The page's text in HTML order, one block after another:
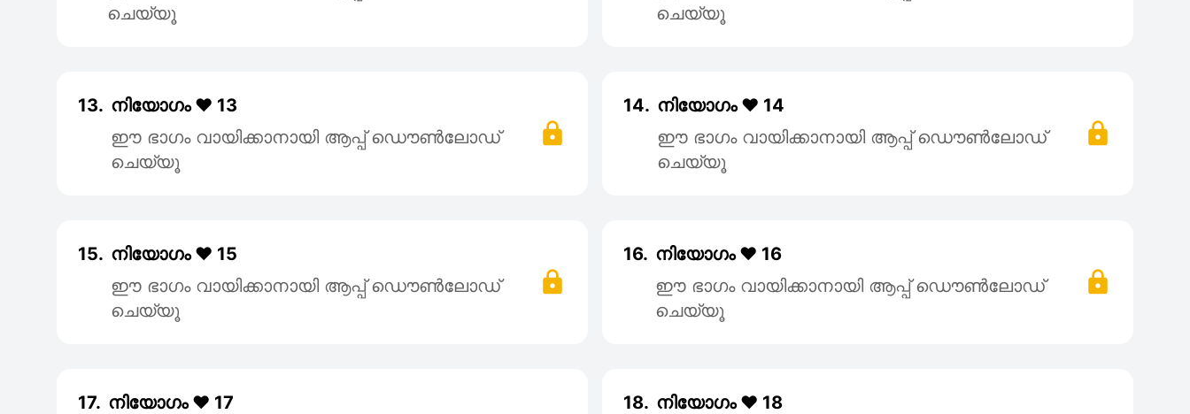
ചെയ്യൂ
ചെയ്യൂ
13. നിയോഗം ❤️ 13
ഈ ഭാഗം വായിക്കാനായി ആപ്പ് ഡൌൺലോഡ്
ചെയ്യൂ
14. നിയോഗം ❤️ 14
ഈ ഭാഗം വായിക്കാനായി ആപ്പ് ഡൌൺലോഡ്
ചെയ്യൂ
15. നിയോഗം ❤️ 15
ഈ ഭാഗം വായിക്കാനായി ആപ്പ് ഡൌൺലോഡ്
ചെയ്യൂ
16. നിയോഗം ❤️ 16
ഈ ഭാഗം വായിക്കാനായി ആപ്പ് ഡൌൺലോഡ്
ചെയ്യൂ
17. നിയോഗം ❤️ 17
18. നിയോഗം ❤️ 18